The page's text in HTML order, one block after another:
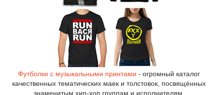
Футболки с музыкальными принтами - огромный каталог
качественных тематических маек и толстовок, посвящённых
знаменитым хип-хоп группам и исполнителям.